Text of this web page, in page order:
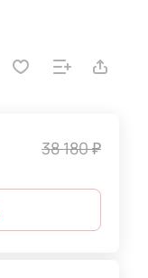
38 180 ₽